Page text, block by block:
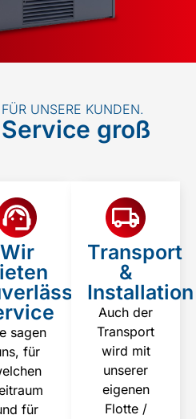
UNSERE KUNDEN.
groß
Wir
sagen
für
für
Transport
&
Installation
Auch der
Transport
wird mit
unserer
eigenen
Flotte /